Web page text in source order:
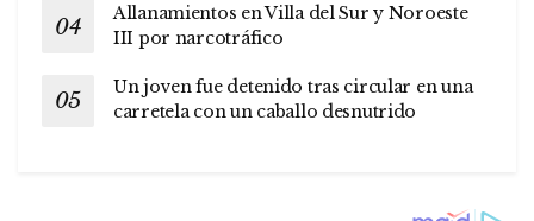
Allanamientos en Villa del Sur y Noroeste
III por narcotráfico
Un joven fue detenido tras circular en una
carretela con un caballo desnutrido